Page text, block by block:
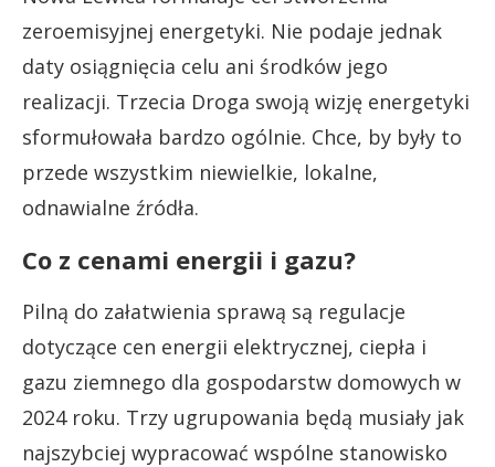
zeroemisyjnej energetyki. Nie podaje jednak
daty osiągnięcia celu ani środków jego
realizacji. Trzecia Droga swoją wizję energetyki
sformułowała bardzo ogólnie. Chce, by były to
przede wszystkim niewielkie, lokalne,
odnawialne źródła.
Co z cenami energii i gazu?
Pilną do załatwienia sprawą są regulacje
dotyczące cen energii elektrycznej, ciepła i
gazu ziemnego dla gospodarstw domowych w
2024 roku. Trzy ugrupowania będą musiały jak
najszybciej wypracować wspólne stanowisko